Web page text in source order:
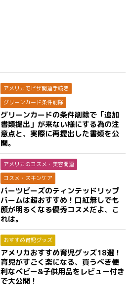
アメリカでビザ関連手続き
グリーンカード条件削除
グリーンカードの条件削除で「追加
書類提出」が来ない様にする為の注
意点と、実際に再提出した書類を公
開。
アメリカのコスメ・美容関連
コスメ・スキンケア
バーツビーズのティンテッドリップ
バームは超おすすめ！口紅無しでも
顔が明るくなる優秀コスメだよ、こ
れは。
おすすめ育児グッズ
アメリカおすすめ育児グッズ18選！
育児がすごく楽になる、買うべき便
利なベビー&子供用品をレビュー付き
で大公開！